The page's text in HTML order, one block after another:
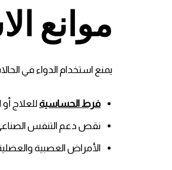
موانع
يمنع استخدام الدواء في
فرط الحساسيةللعلاج
نقص دعم التنفس
الأمراض العصبية